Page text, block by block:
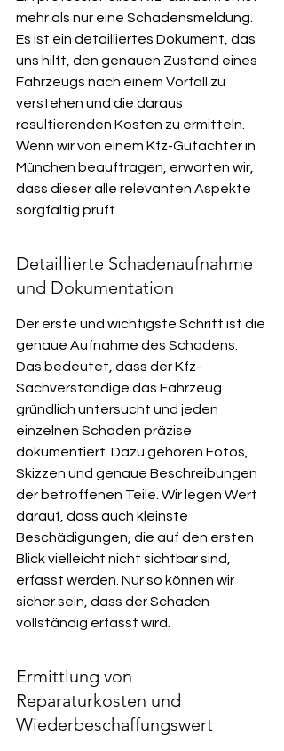
mehr als nur eine Schadensmeldung.
Es ist ein detailliertes Dokument, das
uns hilft, den genauen Zustand eines
Fahrzeugs nach einem Vorfall zu
verstehen und die daraus
resultierenden Kosten zu ermitteln.
Wenn wir von einem Kfz-Gutachter in
München beauftragen, erwarten wir,
dass dieser alle relevanten Aspekte
sorgfältig prüft.
Detaillierte Schadenaufnahme
und Dokumentation
Der erste und wichtigste Schritt ist die
genaue Aufnahme des Schadens.
Das bedeutet, dass der Kfz-
Sachverständige das Fahrzeug
gründlich untersucht und jeden
einzelnen Schaden präzise
dokumentiert. Dazu gehören Fotos,
Skizzen und genaue Beschreibungen
der betroffenen Teile. Wir legen Wert
darauf, dass auch kleinste
Beschädigungen, die auf den ersten
Blick vielleicht nicht sichtbar sind,
erfasst werden. Nur so können wir
sicher sein, dass der Schaden
vollständig erfasst wird.
Ermittlung von
Reparaturkosten und
Wiederbeschaffungswert